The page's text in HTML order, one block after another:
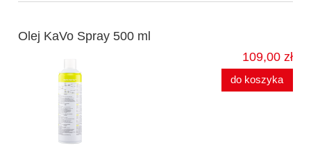
Olej KaVo Spray 500 ml
109,00 zł
do koszyka